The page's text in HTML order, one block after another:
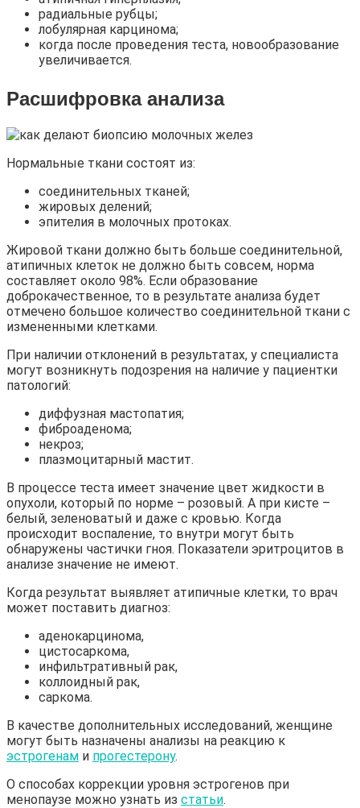
радиальные рубцы;
лобулярная карцинома;
когда после проведения теста, новообразование
увеличивается.
Расшифровка анализа
Нормальные ткани состоят из:
соединительных тканей;
жировых делений;
эпителия в молочных протоках.
Жировой ткани должно быть больше соединительной,
атипичных клеток не должно быть совсем, норма
составляет около 98%. Если образование
доброкачественное, то в результате анализа будет
отмечено большое количество соединительной ткани с
измененными клетками.
При наличии отклонений в результатах, у специалиста
могут возникнуть подозрения на наличие у пациентки
патологий:
диффузная мастопатия;
фиброаденома;
некроз;
плазмоцитарный мастит.
В процессе теста имеет значение цвет жидкости в
опухоли, который по норме – розовый. А при кисте –
белый, зеленоватый и даже с кровью. Когда
происходит воспаление, то внутри могут быть
обнаружены частички гноя. Показатели эритроцитов в
анализе значение не имеют.
Когда результат выявляет атипичные клетки, то врач
может поставить диагноз:
аденокарцинома,
цистосаркома,
инфильтративный рак,
коллоидный рак,
саркома.
В качестве дополнительных исследований, женщине
могут быть назначены анализы на реакцию к
эстрогенам и прогестерону.
О способах коррекции уровня эстрогенов при
менопаузе можно узнать из статьи.